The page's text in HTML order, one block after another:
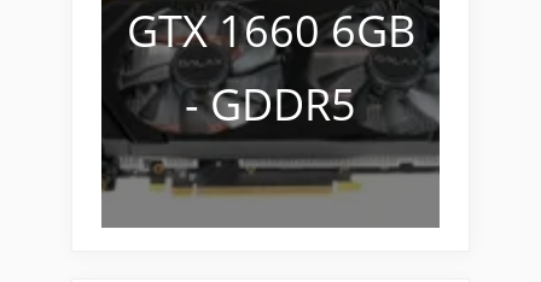
GTX 1660 6GB
- GDDR5